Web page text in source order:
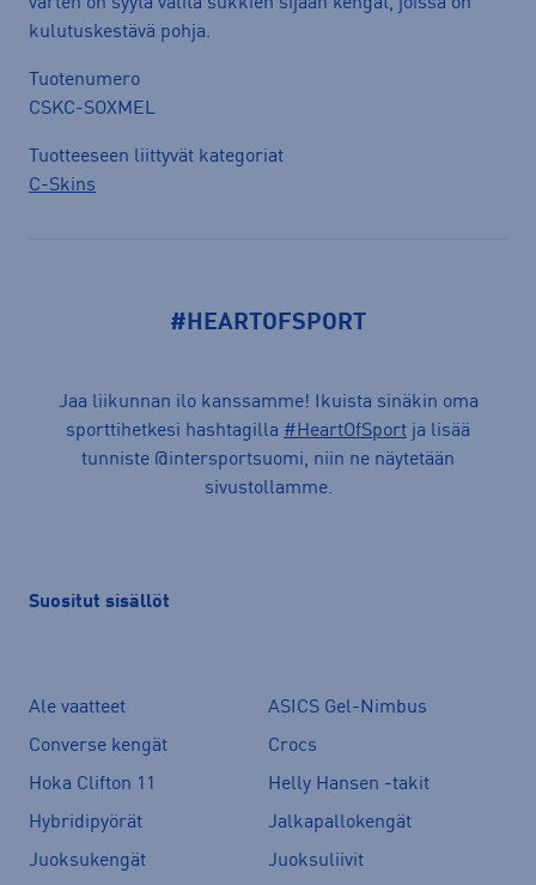
kulutuskestävä pohja.
Tuotenumero
CSKC-SOXMEL
Tuotteeseen liittyvät kategoriat
C-Skins
#HEARTOFSPORT
Jaa liikunnan ilo kanssamme! Ikuista sinäkin oma
sporttihetkesi hashtagilla #HeartOfSport ja lisää
tunniste @intersportsuomi, niin ne näytetään
sivustollamme.
Suositut sisällöt
Ale vaatteet
ASICS Gel-Nimbus
Converse kengät
Crocs
Hoka Clifton 11
Helly Hansen -takit
Hybridipyörät
Jalkapallokengät
Juoksukengät
Juoksuliivit